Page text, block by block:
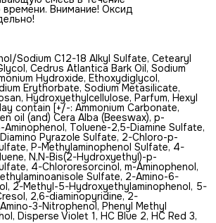
Внимание! Оксид
Sodium C12-18 Alkyl Sulfate, Cetearyl
Cedrus Atlantica Bark Oil, Sodium
Hydroxide, Ethoxydiglycol,
Erythorbate, Sodium Metasilicate,
Hydroxyethylсellulose, Parfum, Hexyl
contain [+/-: Ammonium Carbonate,
oil (and) Cera Alba (Beeswax), p-
Аminophenol, Toluene-2,5-Diamine Sulfate,
Pyrazole Sulfate, 2-Chloro-p-
P-Methylaminophenol Sulfate, 4-
N,N-Bis(2-Hydroxyethyl)-p-
4-Chlororesorcinol, m-Aminophenol,
Sulfate, 2-Amino-6-
2-Methyl-5-Hydroxyethylaminophenol, 5-
2,6-diaminopyridine, 2-
3-Nitrophenol, Phenyl Methyl
Disperse Violet 1, HC Blue 2, HC Red 3,